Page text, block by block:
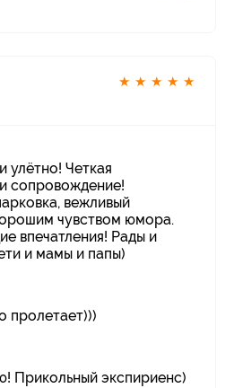
★ ★ ★ ★ ★
улётно! Четкая
сопровождение!
вежливый
чувством юмора.
впечатления! Рады и
и мамы и папы)
пролетает)))
Прикольный экспириенс)